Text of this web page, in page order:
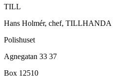
TILL
Hans Holmér, chef, TILLHANDA
Polishuset
Agnegatan 33 37
Box 12510